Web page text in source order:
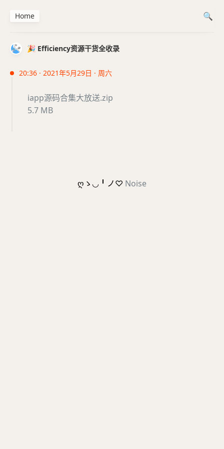
🎉 Efficiency资源干货全收录
20:36 · 2021年5月29日 · 周六
iapp源码合集大放送.zip
5.7 MB
Home
ღゝ◡╹ノ♡ Noise